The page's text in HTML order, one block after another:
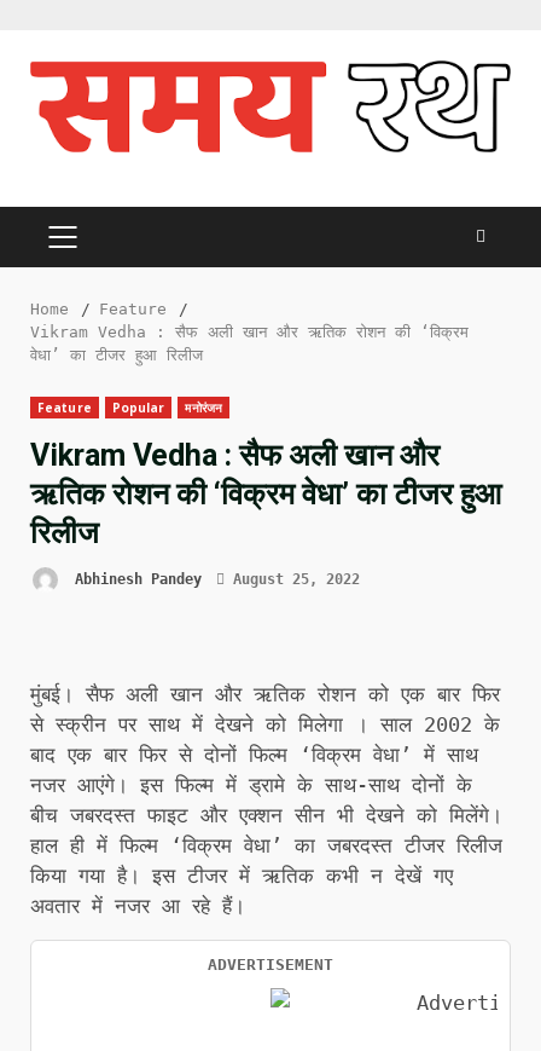
content
PRIMARY
Home
Feature
Vikram Vedha : सैफ अली खान और ऋतिक रोशन की ‘विक्रम
वेधा’ का टीजर हुआ रिलीज
Feature Popular मनोरंजन
Vikram Vedha : सैफ अली खान और
ऋतिक रोशन की ‘विक्रम वेधा’ का टीजर हुआ
रिलीज
Abhinesh Pandey August 25, 2022
मुंबई। सैफ अली खान और ऋतिक रोशन को एक बार फिर
से स्क्रीन पर साथ में देखने को मिलेगा । साल 2002 के
बाद एक बार फिर से दोनों फिल्म ‘विक्रम वेधा’ में साथ
नजर आएंगे। इस फिल्म में ड्रामे के साथ-साथ दोनों के
बीच जबरदस्त फाइट और एक्शन सीन भी देखने को मिलेंगे।
हाल ही में फिल्म ‘विक्रम वेधा’ का जबरदस्त टीजर रिलीज
किया गया है। इस टीजर में ऋतिक कभी न देखें गए
अवतार में नजर आ रहे हैं।
ADVERTISEMENT